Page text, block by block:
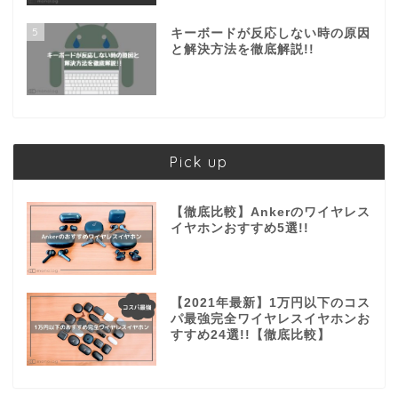
5
キーボードが反応しない時の原因
と解決方法を徹底解説!!
Pick up
【徹底比較】Ankerのワイヤレス
イヤホンおすすめ5選!!
【2021年最新】1万円以下のコス
パ最強完全ワイヤレスイヤホンお
すすめ24選!!【徹底比較】